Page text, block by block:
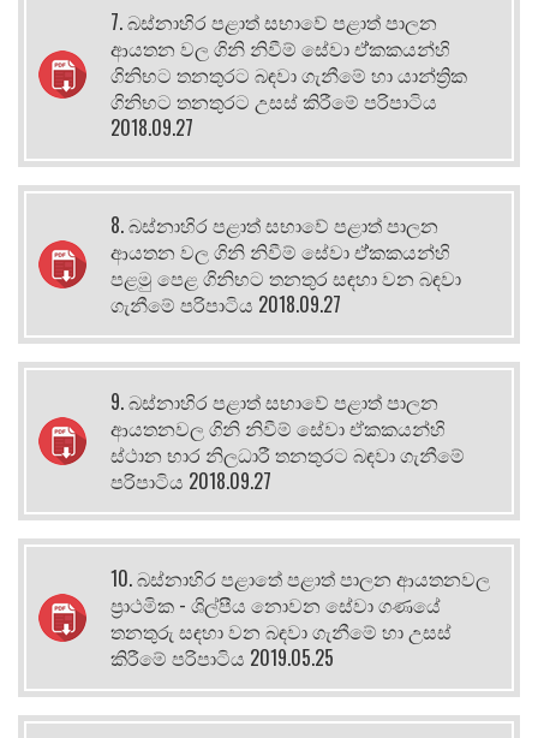
7. බස්නාහිර පළාත් සභාවේ පළාත් පාලන
ආයතන වල ගිනි නිවීම් සේවා ඒ්කකයන්හි
ගිනිභට තනතුරට බඳවා ගැනීමේ හා යාන්ත්‍රික
ගිනිභට තනතුරට උසස් කිරීමේ පරිපාටිය
2018.09.27
8. බස්නාහිර පළාත් සභාවේ පළාත් පාලන
ආයතන වල ගිනි නිවීම් සේවා ඒ්කකයන්හි
පළමු පෙළ ගිනිභට තනතුර සඳහා වන බඳවා
ගැනීමේ පරිපාටිය 2018.09.27
9. බස්නාහිර පළාත් සභාවේ පළාත් පාලන
ආයතනවල ගිනි නිවීම් සේවා ඒකකයන්හි
ස්ථාන භාර නිලධාරී තනතුරට බඳවා ගැනීමේ
පරිපාටිය 2018.09.27
10. බස්නාහිර පළාතේ පළාත් පාලන ආයතනවල
ප්‍රාථමික - ශිල්පීය නොවන සේවා ගණයේ
තනතුරු සඳහා වන බඳවා ගැනීමේ හා උසස්
කිරීමේ පරිපාටිය 2019.05.25